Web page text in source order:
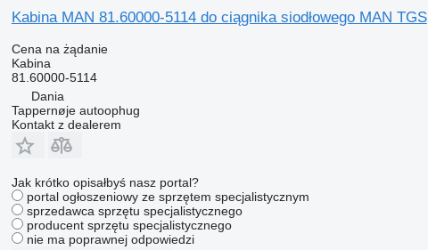
Kabina MAN 81.60000-5114 do ciągnika siodłowego MAN TGS
Cena na żądanie
Kabina
81.60000-5114
Dania
Tappernøje autoophug
Kontakt z dealerem
Jak krótko opisałbyś nasz portal?
portal ogłoszeniowy ze sprzętem specjalistycznym
sprzedawca sprzętu specjalistycznego
producent sprzętu specjalistycznego
nie ma poprawnej odpowiedzi